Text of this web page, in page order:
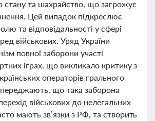
стану та шахрайство, що загрожує
Цей випадок підкреслює
та відповідальності у сфері
військових. Уряд України
повної заборони участі
іграх, що викликало критику з
операторів грального
що така заборона
військових до нелегальних
мають зв’язки з РФ, та створить